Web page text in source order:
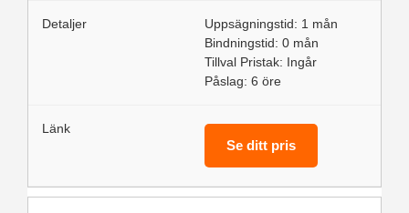
Uppsägningstid: 1 mån
Bindningstid: 0 mån
Tillval Pristak: Ingår
Påslag: 6 öre
Se ditt pris